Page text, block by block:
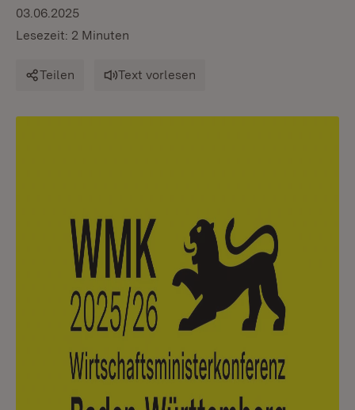
03.06.2025
Lesezeit: 2 Minuten
Teilen Text vorlesen